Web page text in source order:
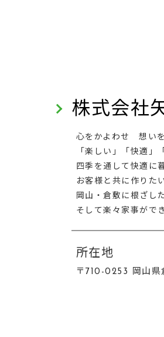
株式会社
心をかよわせ 想い
「楽しい」「快適」
四季を通して快適に
お客様と共に作りた
岡山・倉敷に根ざし
そして楽々家事がで
所在地
〒710-0253 岡山県